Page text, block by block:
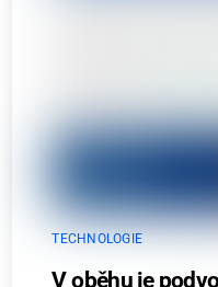
TECHNOLOGIE
V oběhu je